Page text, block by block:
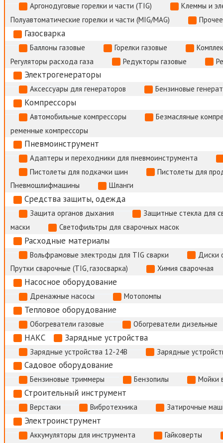
Аргонодуговые горелки и части (TIG)
Клеммы и
Полуавтоматические горелки и части (MIG/MAG)
Газосварка
Баллоны газовые Горелки газовые
Регуляторы расхода газа
Редукторы газовые
Электрогенераторы
Аксессуары для генераторов Бензиновые
Компрессоры
Автомобильные компрессоры
Безмасляные
ременные компрессоры
Пневмоинструмент
Адаптеры и переходники для пневмоинструмента
Пистолеты для подкачки шин
Пистолеты для
Пневмошлифмашины
Шланги
Средства защиты, одежда
Защита органов дыхания
Защитные стекла для
маски
Светофильтры для сварочных масок
Расходные материалы
Вольфрамовые электроды для TIG сварки
Диски
Прутки сварочные (TIG, газосварка)
Химия сварочная
Насосное оборудование
Дренажные насосы Мотопомпы
Тепловое оборудование
Обогреватели газовые Обогреватели дизельные
НАКС Зарядные устройства
Зарядные устройства 12-24В Зарядные
Садовое оборудование
Бензиновые триммеры Бензопилы Мойки
Строительный инструмент
Верстаки Вибротехника Затирочные
Электроинструмент
Аккумуляторы для инструмента
Гайковерты